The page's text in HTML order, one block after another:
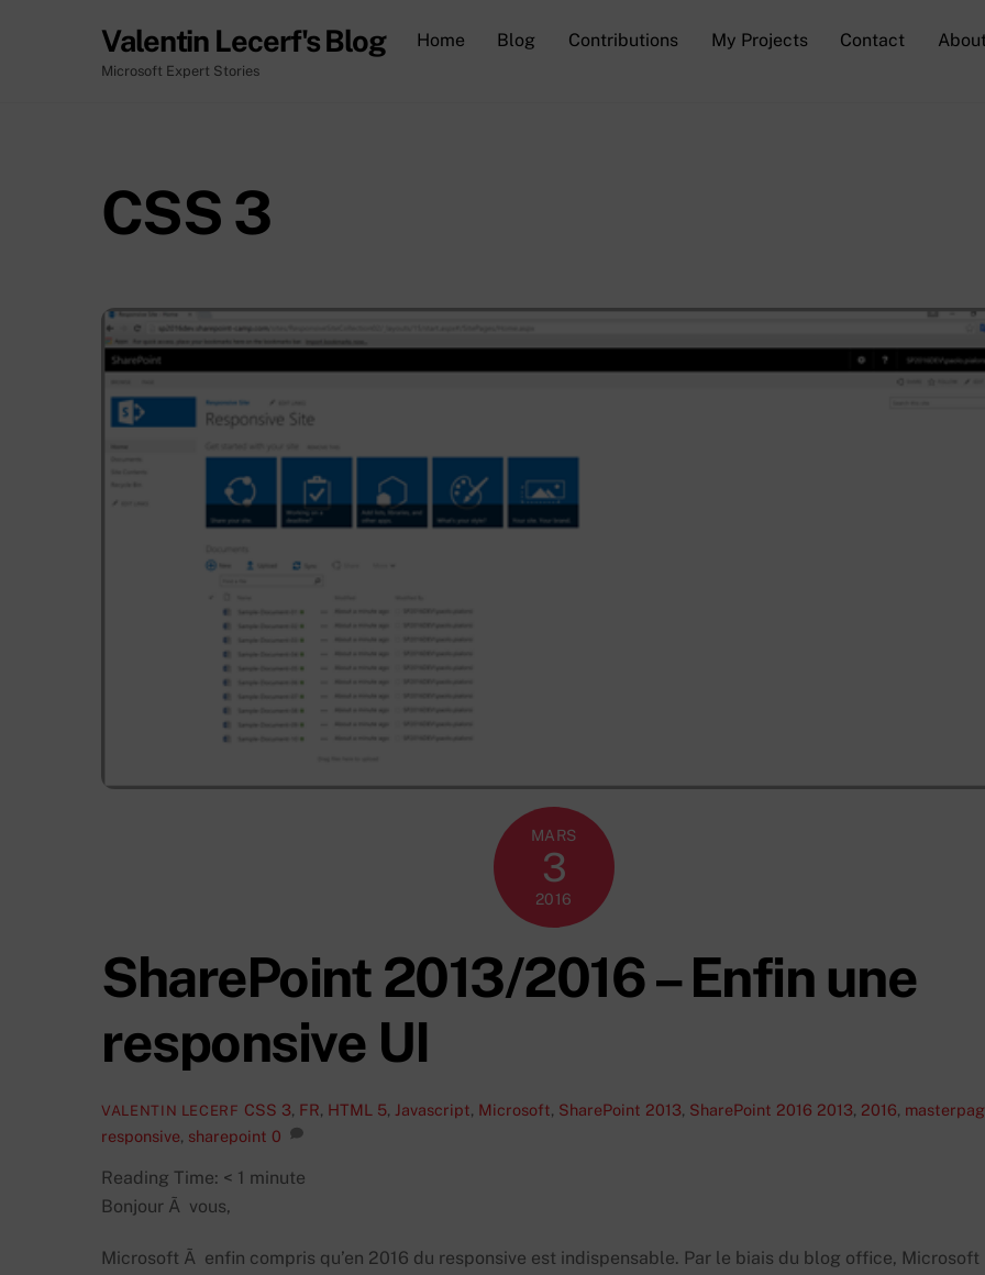
Valentin Lecerf's Blog
Microsoft Expert Stories
Home Blog Contributions My Projects Contact
CSS 3
MARS
3
2016
SharePoint 2013/2016 – Enfin une
responsive UI
VALENTIN LECERF CSS 3, FR, HTML 5, Javascript, Microsoft, SharePoint 2013, SharePoint 2016 2013, 2016,
responsive, sharepoint 0
Reading Time: < 1 minute
Bonjour Ã vous,
Microsoft Ã enfin compris qu’en 2016 du responsive est indispensable. Par le biais du blog office, Microsoft